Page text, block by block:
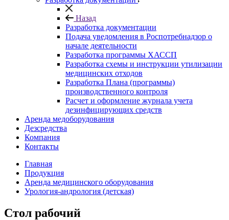
Назад
Разработка документации
Подача уведомления в Роспотребнадзор о
начале деятельности
Разработка программы ХАССП
Разработка схемы и инструкции утилизации
медицинских отходов
Разработка Плана (программы)
производственного контроля
Расчет и оформление журнала учета
дезинфицирующих средств
Аренда медоборудования
Дезсредства
Компания
Контакты
Главная
Продукция
Аренда медицинского оборудования
Урология-андрология (детская)
Стол рабочий